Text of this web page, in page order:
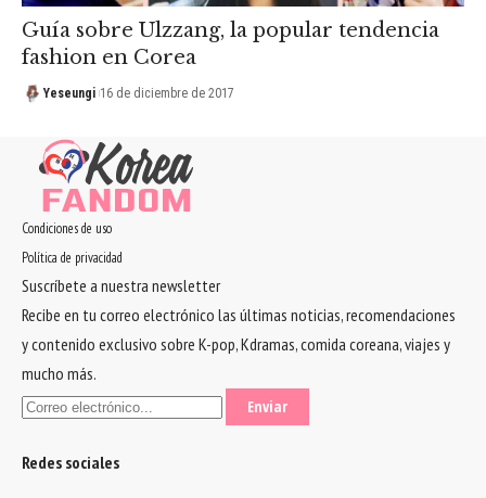
Guía sobre Ulzzang, la popular tendencia
fashion en Corea
Yeseungi 16 de diciembre de 2017
Condiciones de uso
Política de privacidad
Suscríbete a nuestra newsletter
Recibe en tu correo electrónico las últimas noticias, recomendaciones
y contenido exclusivo sobre K-pop, Kdramas, comida coreana, viajes y
mucho más.
Redes sociales